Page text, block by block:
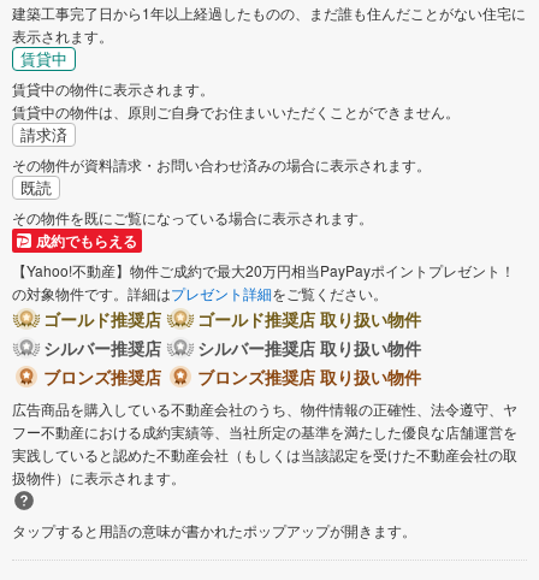
建築工事完了日から1年以上経過したものの、まだ誰も住んだことがない住宅に
表示されます。
賃貸中
賃貸中の物件に表示されます。
賃貸中の物件は、原則ご自身でお住まいいただくことができません。
請求済
その物件が資料請求・お問い合わせ済みの場合に表示されます。
既読
その物件を既にご覧になっている場合に表示されます。
成約でもらえる
【Yahoo!不動産】物件ご成約で最大20万円相当PayPayポイントプレゼント！
の対象物件です。詳細はプレゼント詳細をご覧ください。
ゴールド推奨店
ゴールド推奨店 取り扱い物件
シルバー推奨店
シルバー推奨店 取り扱い物件
ブロンズ推奨店
ブロンズ推奨店 取り扱い物件
広告商品を購入している不動産会社のうち、物件情報の正確性、法令遵守、ヤ
フー不動産における成約実績等、当社所定の基準を満たした優良な店舗運営を
実践していると認めた不動産会社（もしくは当該認定を受けた不動産会社の取
扱物件）に表示されます。
タップすると用語の意味が書かれたポップアップが開きます。